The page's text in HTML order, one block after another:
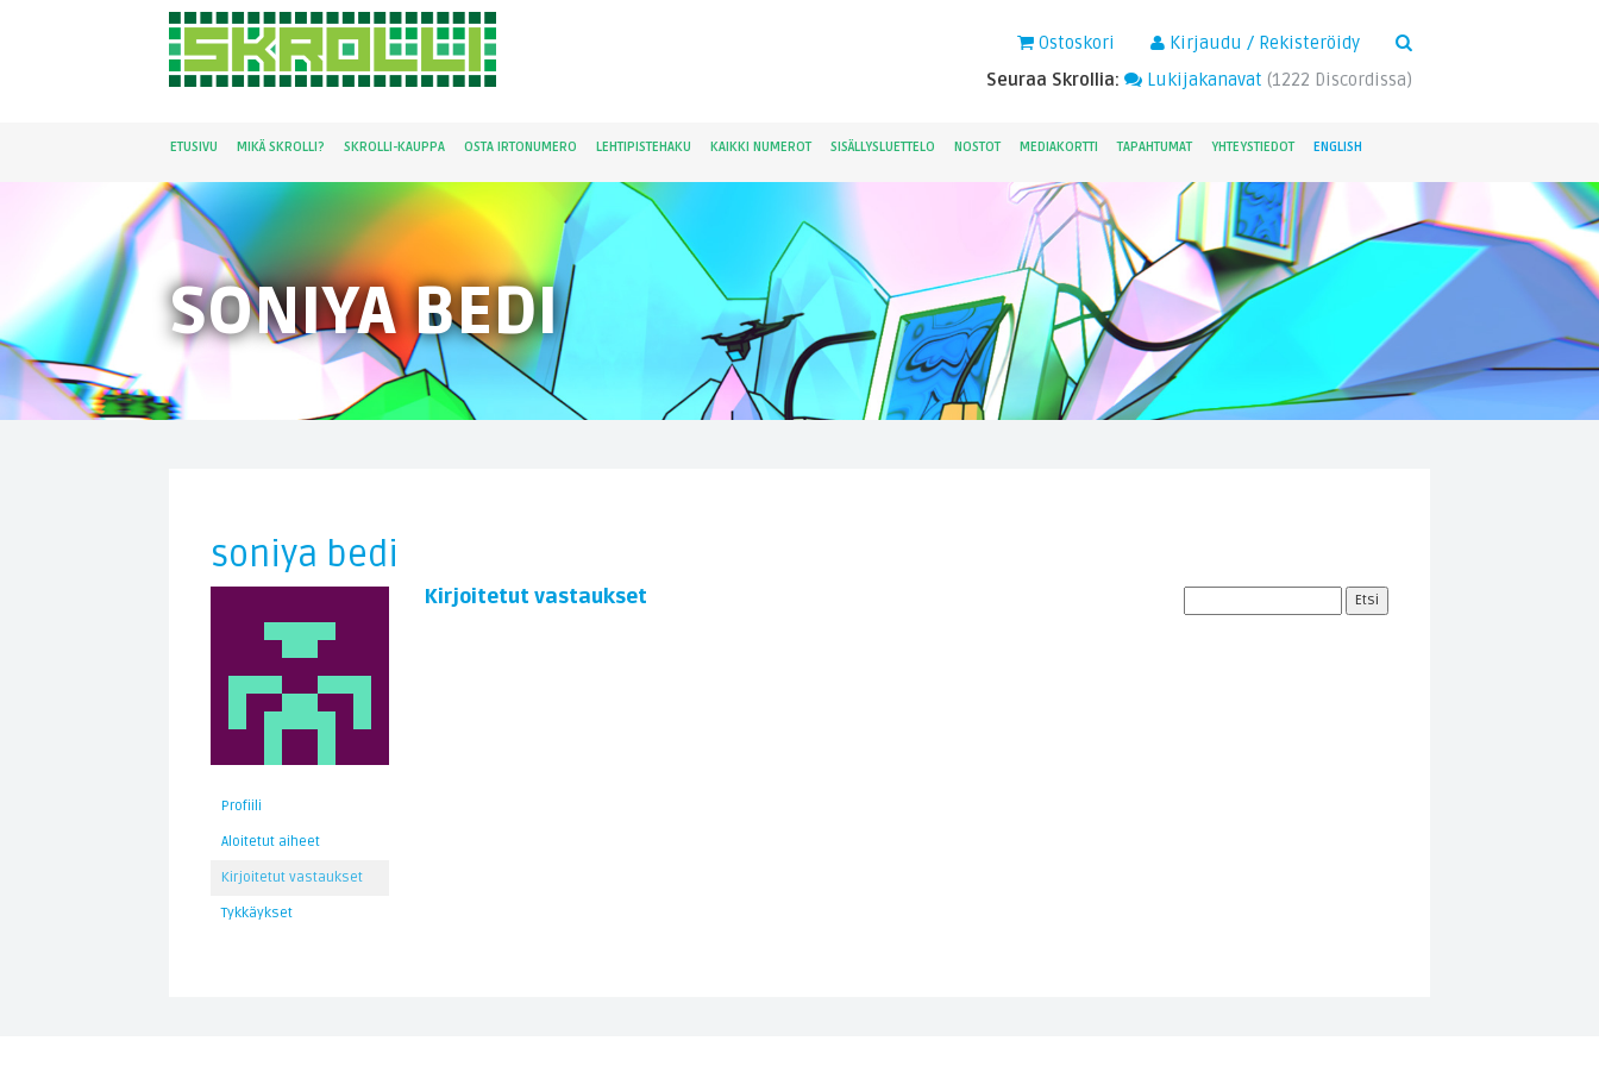
Kirjaudu / Rekisteröidy
Ostoskori
Seuraa Skrollia:
Lukijakanavat (1222 Discordissa)
ETUSIVU MIKÄ SKROLLI? SKROLLI-KAUPPA OSTA IRTONUMERO LEHTIPISTEHAKU KAIKKI NUMEROT SISÄLLYSLUETTELO NOSTOT MEDIAKORTTI TAPAHTUMAT YHTEYSTIEDOT ENGLISH
SONIYA BEDI
soniya bedi
Profiili
Aloitetut aiheet
Kirjoitetut vastaukset
Tykkäykset
Kirjoitetut vastaukset